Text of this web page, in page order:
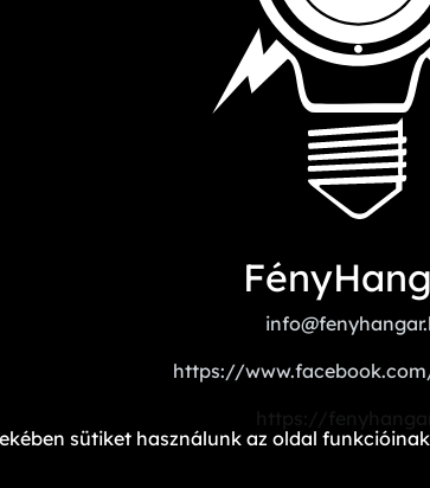
https://
sütiket használunk az oldal